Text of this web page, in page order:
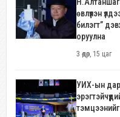
өвлүүлэн
билэгт”
оруулна
3 өдөр, 15 цаг
УИХ-ын